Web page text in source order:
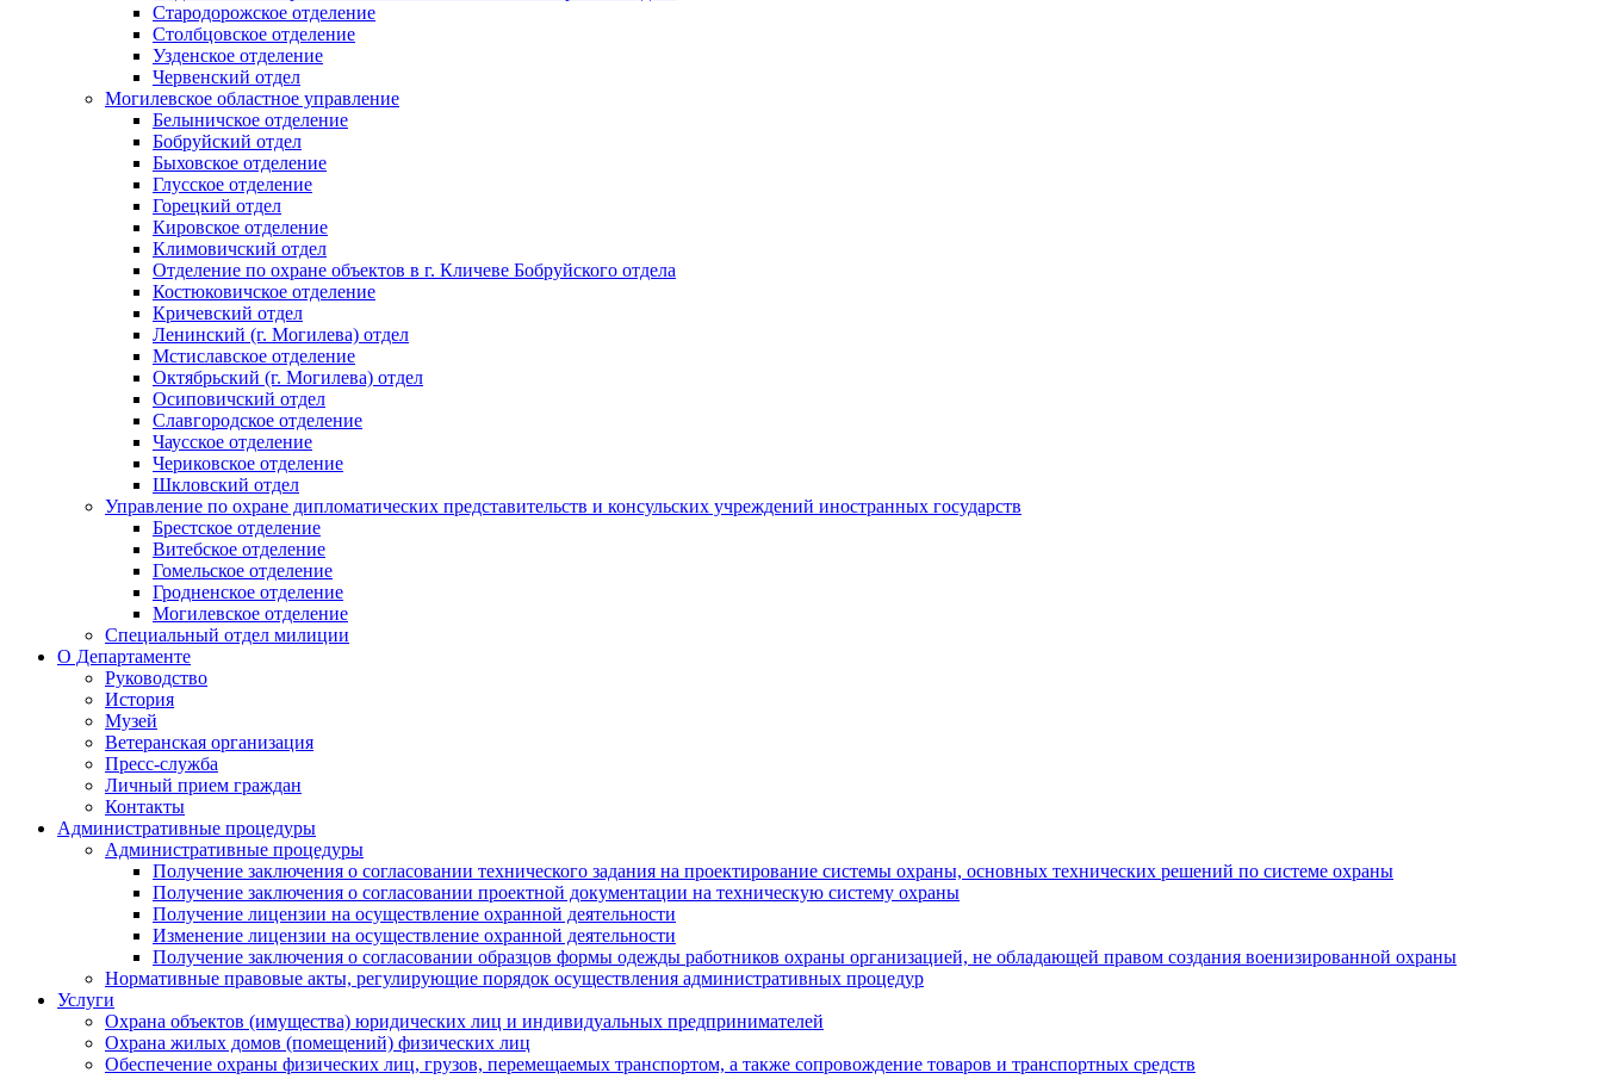
Стародорожское отделение
Столбцовское отделение
Узденское отделение
Червенский отдел
Могилевское областное управление
Белыничское отделение
Бобруйский отдел
Быховское отделение
Глусское отделение
Горецкий отдел
Кировское отделение
Климовичский отдел
Отделение по охране объектов в г. Кличеве Бобруйского отдела
Костюковичское отделение
Кричевский отдел
Ленинский (г. Могилева) отдел
Мстиславское отделение
Октябрьский (г. Могилева) отдел
Осиповичский отдел
Славгородское отделение
Чаусское отделение
Чериковское отделение
Шкловский отдел
Управление по охране дипломатических представительств и консульских учреждений иностранных государств
Брестское отделение
Витебское отделение
Гомельское отделение
Гродненское отделение
Могилевское отделение
Специальный отдел милиции
О Департаменте
Руководство
История
Музей
Ветеранская организация
Пресс-служба
Личный прием граждан
Контакты
Административные процедуры
Административные процедуры
Получение заключения о согласовании технического задания на проектирование системы охраны, основных технических решений по системе охраны
Получение заключения о согласовании проектной документации на техническую систему охраны
Получение лицензии на осуществление охранной деятельности
Изменение лицензии на осуществление охранной деятельности
Получение заключения о согласовании образцов формы одежды работников охраны организацией, не обладающей правом создания военизированной охраны
Нормативные правовые акты, регулирующие порядок осуществления административных процедур
Услуги
Охрана объектов (имущества) юридических лиц и индивидуальных предпринимателей
Охрана жилых домов (помещений) физических лиц
Обеспечение охраны физических лиц, грузов, перемещаемых транспортом, а также сопровождение товаров и транспортных средств